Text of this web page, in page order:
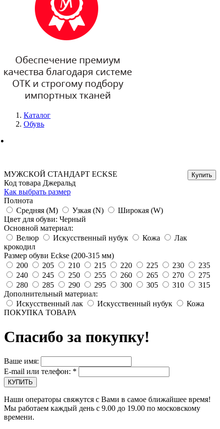
Каталог
Обувь
МУЖСКОЙ СТАНДАРТ ECKSE
Код товара Джеральд
Как выбрать размер
Полнота
Средняя (M)
Узкая (N)
Широкая (W)
Цвет для обуви: Черный
Основной материал:
Велюр
Искусственный нубук Кожа
Лак
крокодил
Размер обуви Eckse (200-315 мм)
200
205 210 215 220 225 230
235
240
245 250 255 260 265 270
275
280
285 290 295 300 305 310
315
Дополнительный материал:
Искусственный лак
Искусственный нубук
Кожа
ПОКУПКА ТОВАРА
Спасибо за покупку!
Ваше имя:
E-mail или телефон: *
Наши операторы свяжутся с Вами в самое ближайшее время!
Мы работаем каждый день с 9.00 до 19.00 по московскому
времени.